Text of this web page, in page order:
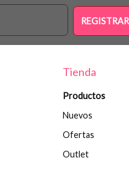
Tienda
Productos
Nuevos
Ofertas
Outlet